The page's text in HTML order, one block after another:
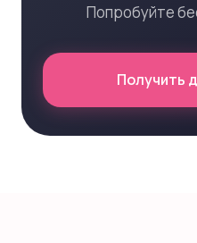
Попробуйте
Получить